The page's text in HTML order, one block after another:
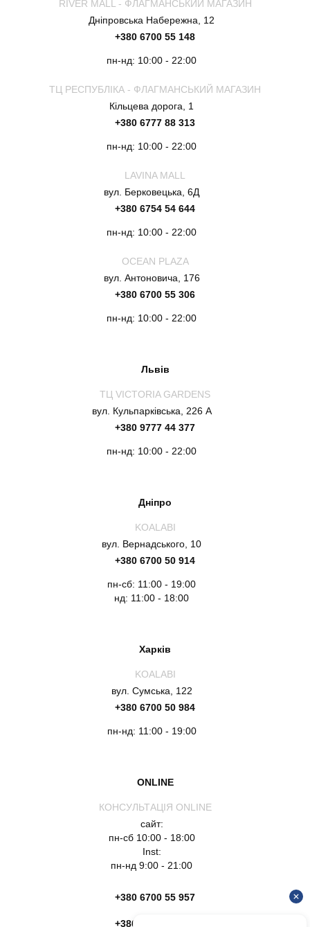
RIVER MALL - ФЛАГМАНСЬКИЙ МАГАЗИН
Дніпровська Набережна, 12
+380 6700 55 148
пн-нд: 10:00 - 22:00
ТЦ РЕСПУБЛІКА - ФЛАГМАНСЬКИЙ МАГАЗИН
Кільцева дорога, 1
+380 6777 88 313
пн-нд: 10:00 - 22:00
LAVINA MALL
вул. Берковецька, 6Д
+380 6754 54 644
пн-нд: 10:00 - 22:00
OCEAN PLAZA
вул. Антоновича, 176
+380 6700 55 306
пн-нд: 10:00 - 22:00
Львів
ТЦ VICTORIA GARDENS
вул. Кульпарківська, 226 А
+380 9777 44 377
пн-нд: 10:00 - 22:00
Дніпро
KOALABI
вул. Вернадського, 10
+380 6700 50 914
пн-сб: 11:00 - 19:00
нд: 11:00 - 18:00
Харків
KOALABI
вул. Сумська, 122
+380 6700 50 984
пн-нд: 11:00 - 19:00
ONLINE
КОНСУЛЬТАЦІЯ ONLINE
сайт:
пн-сб 10:00 - 18:00
Inst:
пн-нд 9:00 - 21:00
+380 6700 55 957
+380 6754 51 135